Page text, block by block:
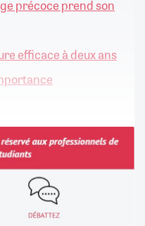
précoce prend son
efficace à deux ans